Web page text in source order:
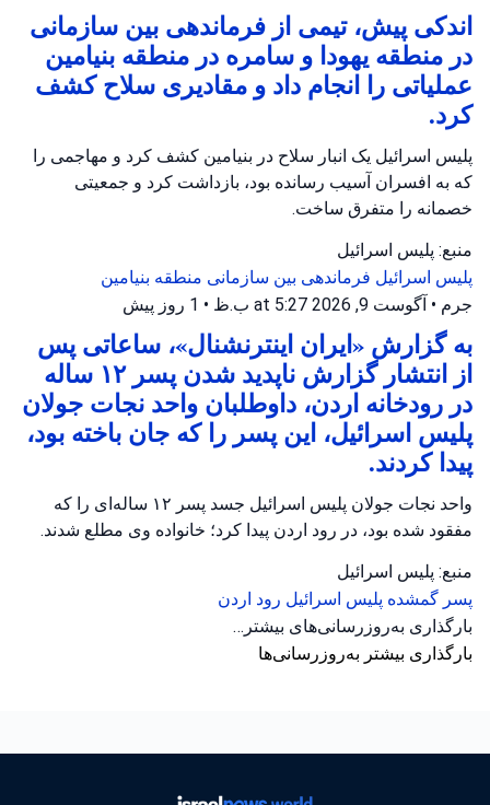
اندکی پیش، تیمی از فرماندهی بین سازمانی
در منطقه یهودا و سامره در منطقه بنیامین
عملیاتی را انجام داد و مقادیری سلاح کشف
کرد.
پلیس اسرائیل یک انبار سلاح در بنیامین کشف کرد و مهاجمی را
که به افسران آسیب رسانده بود، بازداشت کرد و جمعیتی
خصمانه را متفرق ساخت.
منبع: پلیس اسرائیل
پلیس اسرائیل فرماندهی بین سازمانی منطقه بنیامین
جرم • آگوست 9, 2026 at 5:27 ب.ظ • 1 روز پیش
به گزارش «ایران اینترنشنال»، ساعاتی پس
از انتشار گزارش ناپدید شدن پسر ۱۲ ساله
در رودخانه اردن، داوطلبان واحد نجات جولان
پلیس اسرائیل، این پسر را که جان باخته بود،
پیدا کردند.
واحد نجات جولان پلیس اسرائیل جسد پسر ۱۲ ساله‌ای را که
مفقود شده بود، در رود اردن پیدا کرد؛ خانواده وی مطلع شدند.
منبع: پلیس اسرائیل
پسر گمشده پلیس اسرائیل رود اردن
بارگذاری به‌روزرسانی‌های بیشتر…
بارگذاری بیشتر به‌روزرسانی‌ها